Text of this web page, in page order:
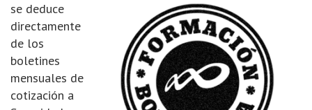
se deduce
directamente
de los
boletines
mensuales de
cotización a